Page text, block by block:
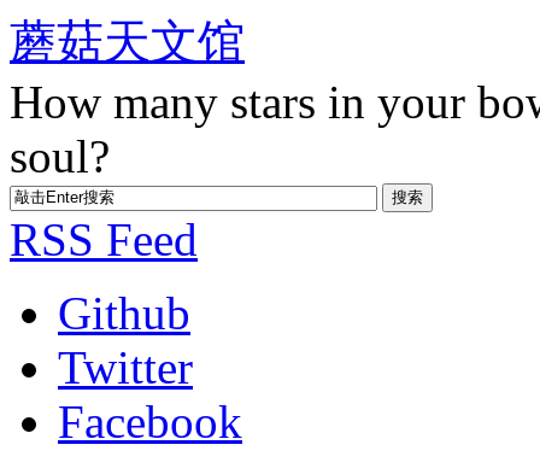
蘑菇天文馆
How many stars in your
soul?
RSS Feed
Github
Twitter
Facebook